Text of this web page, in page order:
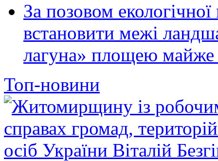
За позовом
встановити межі
лагуна» площею майже
Топ-новини